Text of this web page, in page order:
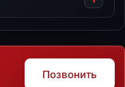
Позвонить